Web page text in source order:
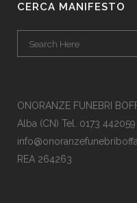
CERCA MANIFESTO
ONORANZE FUNEBRI
Alba (CN) Tel. 0173
REA 264263